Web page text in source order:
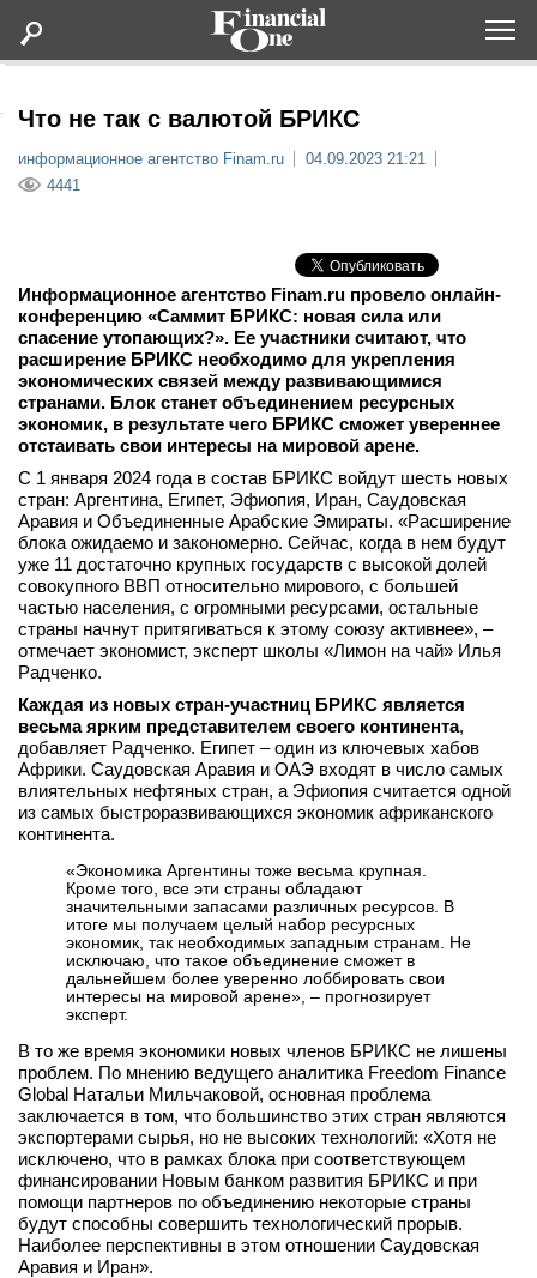
Lifestyle
Мероприятия
Новости
Интервью
вконтакте
телеграм
Стать автором
Что не так с валютой БРИКС
информационное агентство Finam.ru
04.09.2023 21:21
4441
Информационное агентство Finam.ru провело онлайн-
конференцию «Саммит БРИКС: новая сила или
спасение утопающих?». Ее участники считают, что
расширение БРИКС необходимо для укрепления
экономических связей между развивающимися
странами. Блок станет объединением ресурсных
экономик, в результате чего БРИКС сможет увереннее
отстаивать свои интересы на мировой арене.
С 1 января 2024 года в состав БРИКС войдут шесть новых
стран: Аргентина, Египет, Эфиопия, Иран, Саудовская
Аравия и Объединенные Арабские Эмираты. «Расширение
блока ожидаемо и закономерно. Сейчас, когда в нем будут
уже 11 достаточно крупных государств с высокой долей
совокупного ВВП относительно мирового, с большей
частью населения, с огромными ресурсами, остальные
страны начнут притягиваться к этому союзу активнее», –
отмечает экономист, эксперт школы «Лимон на чай» Илья
Радченко.
Каждая из новых стран-участниц БРИКС является
весьма ярким представителем своего континента,
добавляет Радченко. Египет – один из ключевых хабов
Африки. Саудовская Аравия и ОАЭ входят в число самых
влиятельных нефтяных стран, а Эфиопия считается одной
из самых быстроразвивающихся экономик африканского
континента.
«Экономика Аргентины тоже весьма крупная.
Кроме того, все эти страны обладают
значительными запасами различных ресурсов. В
итоге мы получаем целый набор ресурсных
экономик, так необходимых западным странам. Не
исключаю, что такое объединение сможет в
дальнейшем более уверенно лоббировать свои
интересы на мировой арене», – прогнозирует
эксперт.
В то же время экономики новых членов БРИКС не лишены
проблем. По мнению ведущего аналитика Freedom Finance
Global Натальи Мильчаковой, основная проблема
заключается в том, что большинство этих стран являются
экспортерами сырья, но не высоких технологий: «Хотя не
исключено, что в рамках блока при соответствующем
финансировании Новым банком развития БРИКС и при
помощи партнеров по объединению некоторые страны
будут способны совершить технологический прорыв.
Наиболее перспективны в этом отношении Саудовская
Аравия и Иран».